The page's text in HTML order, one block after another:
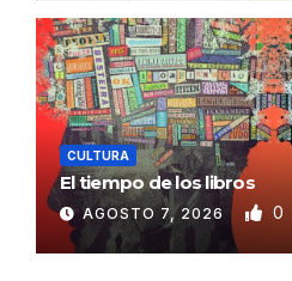
CULTURA
El tiempo de los libros
AGOSTO 7, 2026 0